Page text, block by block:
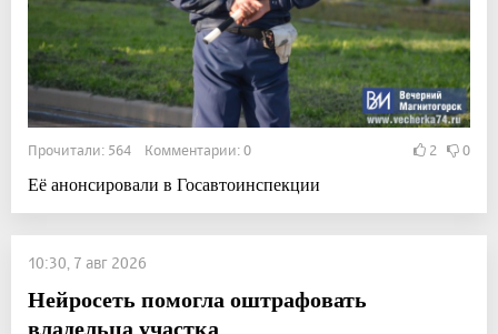
Прочитали: 564 Комментарии: 0 2 0
Её анонсировали в Госавтоинспекции
10:30, 7 авг 2026
Нейросеть помогла оштрафовать